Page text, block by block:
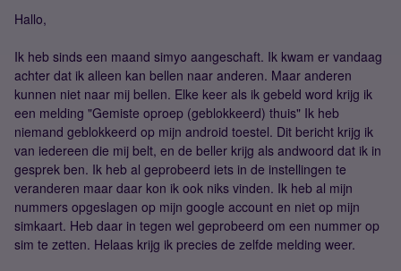
Hallo,
Ik heb sinds een maand simyo aangeschaft. Ik kwam er vandaag
achter dat ik alleen kan bellen naar anderen. Maar anderen
kunnen niet naar mij bellen. Elke keer als ik gebeld word krijg ik
een melding "Gemiste oproep (geblokkeerd) thuis" Ik heb
niemand geblokkeerd op mijn android toestel. Dit bericht krijg ik
van iedereen die mij belt, en de beller krijg als andwoord dat ik in
gesprek ben. Ik heb al geprobeerd iets in de instellingen te
veranderen maar daar kon ik ook niks vinden. Ik heb al mijn
nummers opgeslagen op mijn google account en niet op mijn
simkaart. Heb daar in tegen wel geprobeerd om een nummer op
sim te zetten. Helaas krijg ik precies de zelfde melding weer.